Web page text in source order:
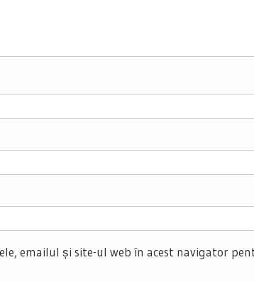
emailul și site-ul web în acest navigator